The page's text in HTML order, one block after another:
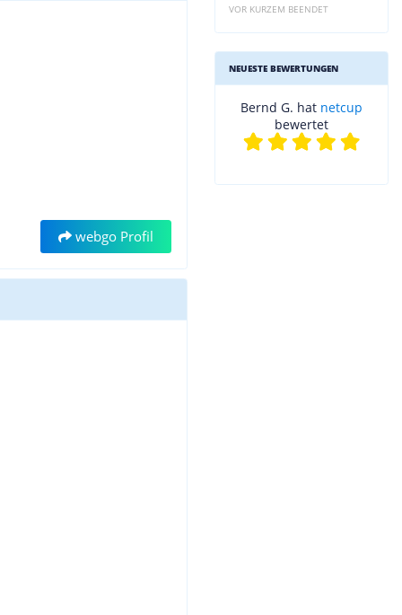
webgo Profil
VOR KURZEM BEENDET
NEUESTE BEWERTUNGEN
Bernd G. hat netcup
bewertet